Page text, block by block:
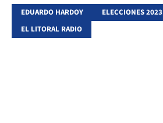
EDUARDO HARDOY
ELECCIONES 2023
EL LITORAL RADIO